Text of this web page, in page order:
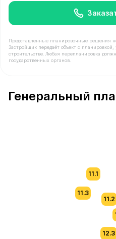
Представленные планировочные решения
Застройщик передаёт объект с
строительстве. Любая перепланировка
государственных органов.
Генеральный
11.3
11.1
11.2
12.3